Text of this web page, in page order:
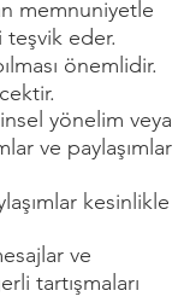
memnuniyetle
teşvik eder.
önemlidir.
yönelim veya
ve paylaşımlar
kesinlikle
ve
tartışmaları